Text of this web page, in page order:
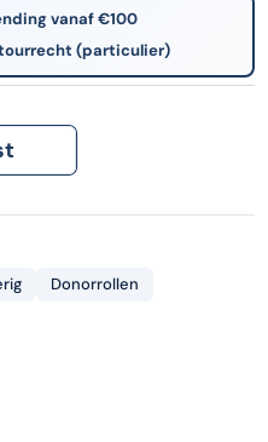
vanaf €100
(particulier)
Donorrollen